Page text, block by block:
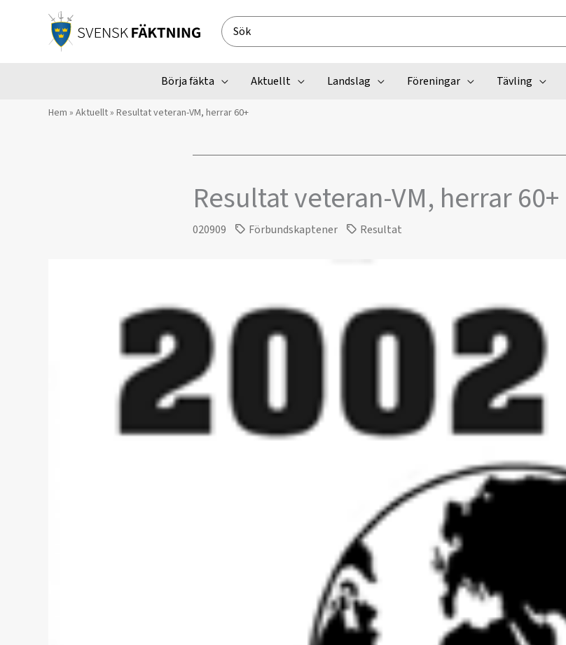
Search
for:
Börja fäkta Aktuellt Landslag Föreningar Tävling
Hem » Aktuellt» Resultat veteran-VM, herrar 60+
Resultat veteran-VM, herrar 60+
020909 Förbundskaptener Resultat